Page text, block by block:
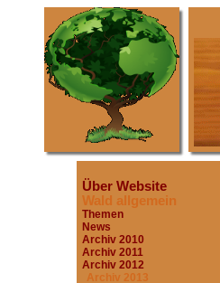
Über Website
Wald allgemein
Themen
News
Archiv 2010
Archiv 2011
Archiv 2012
Archiv 2013